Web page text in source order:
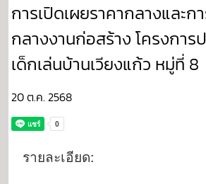
การเปิดเผยราคากลางและ
กลางงานก่อสร้าง โครงการ
เด็กเล่นบ้านเวียงแก้ว หมู่ที่ 8
20 ต.ค. 2568
รายละเอียด: